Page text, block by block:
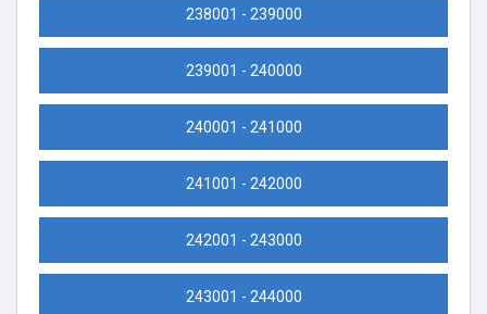
238001 - 239000
239001 - 240000
240001 - 241000
241001 - 242000
242001 - 243000
243001 - 244000